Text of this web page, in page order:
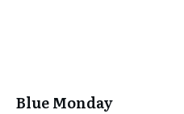
Blue Monday